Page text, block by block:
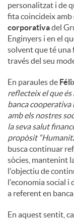
personalitzat i de
fita coincideix amb
corporativadel
Enginyers i en el
solvent que té una
través del seu
En paraules de
reflecteix el que és
banca
amb els nostres
la seva salut
propòsit
busca continuar
sòcies, mantenint
l'objectiu de
l'economia social i
a referent en
En aquest sentit,